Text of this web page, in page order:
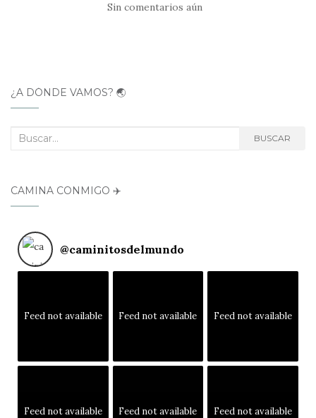
Sin comentarios aún
¿A DÓNDE VAMOS? 🌏
Buscar: BUSCAR
CAMINA CONMIGO ✈️
@caminitosdelmundo
Feed not available Feed not available Feed not available
Feed not available Feed not available Feed not available